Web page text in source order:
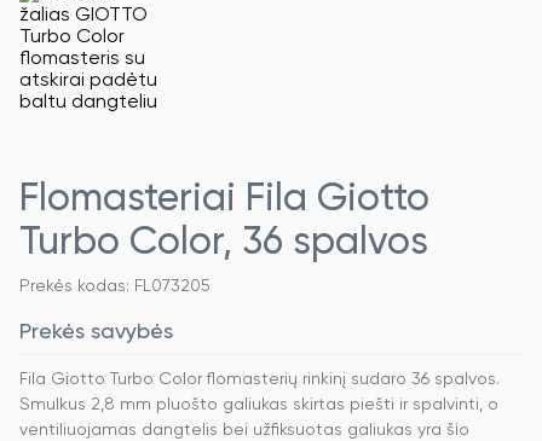
Flomasteriai Fila Giotto
Turbo Color, 36 spalvos
Prekės kodas: FL073205
Prekės savybės
Fila Giotto Turbo Color flomasterių rinkinį sudaro 36 spalvos.
Smulkus 2,8 mm pluošto galiukas skirtas piešti ir spalvinti, o
ventiliuojamas dangtelis bei užfiksuotas galiukas yra šio